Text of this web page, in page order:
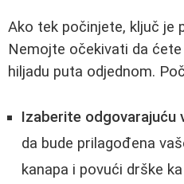
Ako tek počinjete, ključ je
Nemojte očekivati da
hiljadu puta odjednom.
Izaberite odgovarajuću
da bude prilagođena
kanapa i povući drške